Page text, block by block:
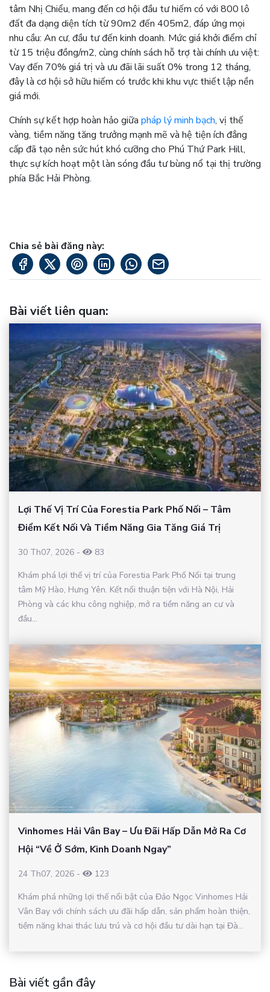
tâm Nhị Chiểu, mang đến cơ hội đầu tư hiếm có với 800 lô
đất đa dạng diện tích từ 90m2 đến 405m2, đáp ứng mọi
nhu cầu: An cư, đầu tư đến kinh doanh. Mức giá khởi điểm chỉ
từ 15 triệu đồng/m2, cùng chính sách hỗ trợ tài chính ưu việt:
Vay đến 70% giá trị và ưu đãi lãi suất 0% trong 12 tháng,
đây là cơ hội sở hữu hiếm có trước khi khu vực thiết lập nền
giá mới.
Chính sự kết hợp hoàn hảo giữa pháp lý minh bạch, vị thế
vàng, tiềm năng tăng trưởng mạnh mẽ và hệ tiện ích đẳng
cấp đã tạo nên sức hút khó cưỡng cho Phú Thứ Park Hill,
thực sự kích hoạt một làn sóng đầu tư bùng nổ tại thị trường
phía Bắc Hải Phòng.
Chia sẻ bài đăng này:
Bài viết liên quan:
Lợi Thế Vị Trí Của Forestia Park Phố Nối – Tâm
Điểm Kết Nối Và Tiềm Năng Gia Tăng Giá Trị
30 Th07, 2026 -
83
Khám phá lợi thế vị trí của Forestia Park Phố Nối tại trung
tâm Mỹ Hào, Hưng Yên. Kết nối thuận tiện với Hà Nội, Hải
Phòng và các khu công nghiệp, mở ra tiềm năng an cư và
đầu...
Vinhomes Hải Vân Bay – Ưu Đãi Hấp Dẫn Mở Ra Cơ
Hội “Về Ở Sớm, Kinh Doanh Ngay”
24 Th07, 2026 -
123
Khám phá những lợi thế nổi bật của Đảo Ngọc Vinhomes Hải
Vân Bay với chính sách ưu đãi hấp dẫn, sản phẩm hoàn thiện,
tiềm năng khai thác lưu trú và cơ hội đầu tư dài hạn tại Đà...
Bài viết gần đây